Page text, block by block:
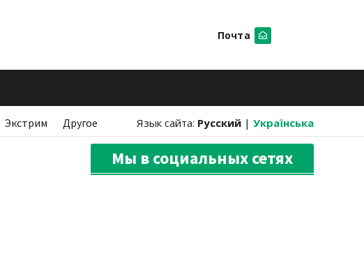
Почта
Экстрим Другое Язык сайта: Русский | Українська
Мы в социальных сетях